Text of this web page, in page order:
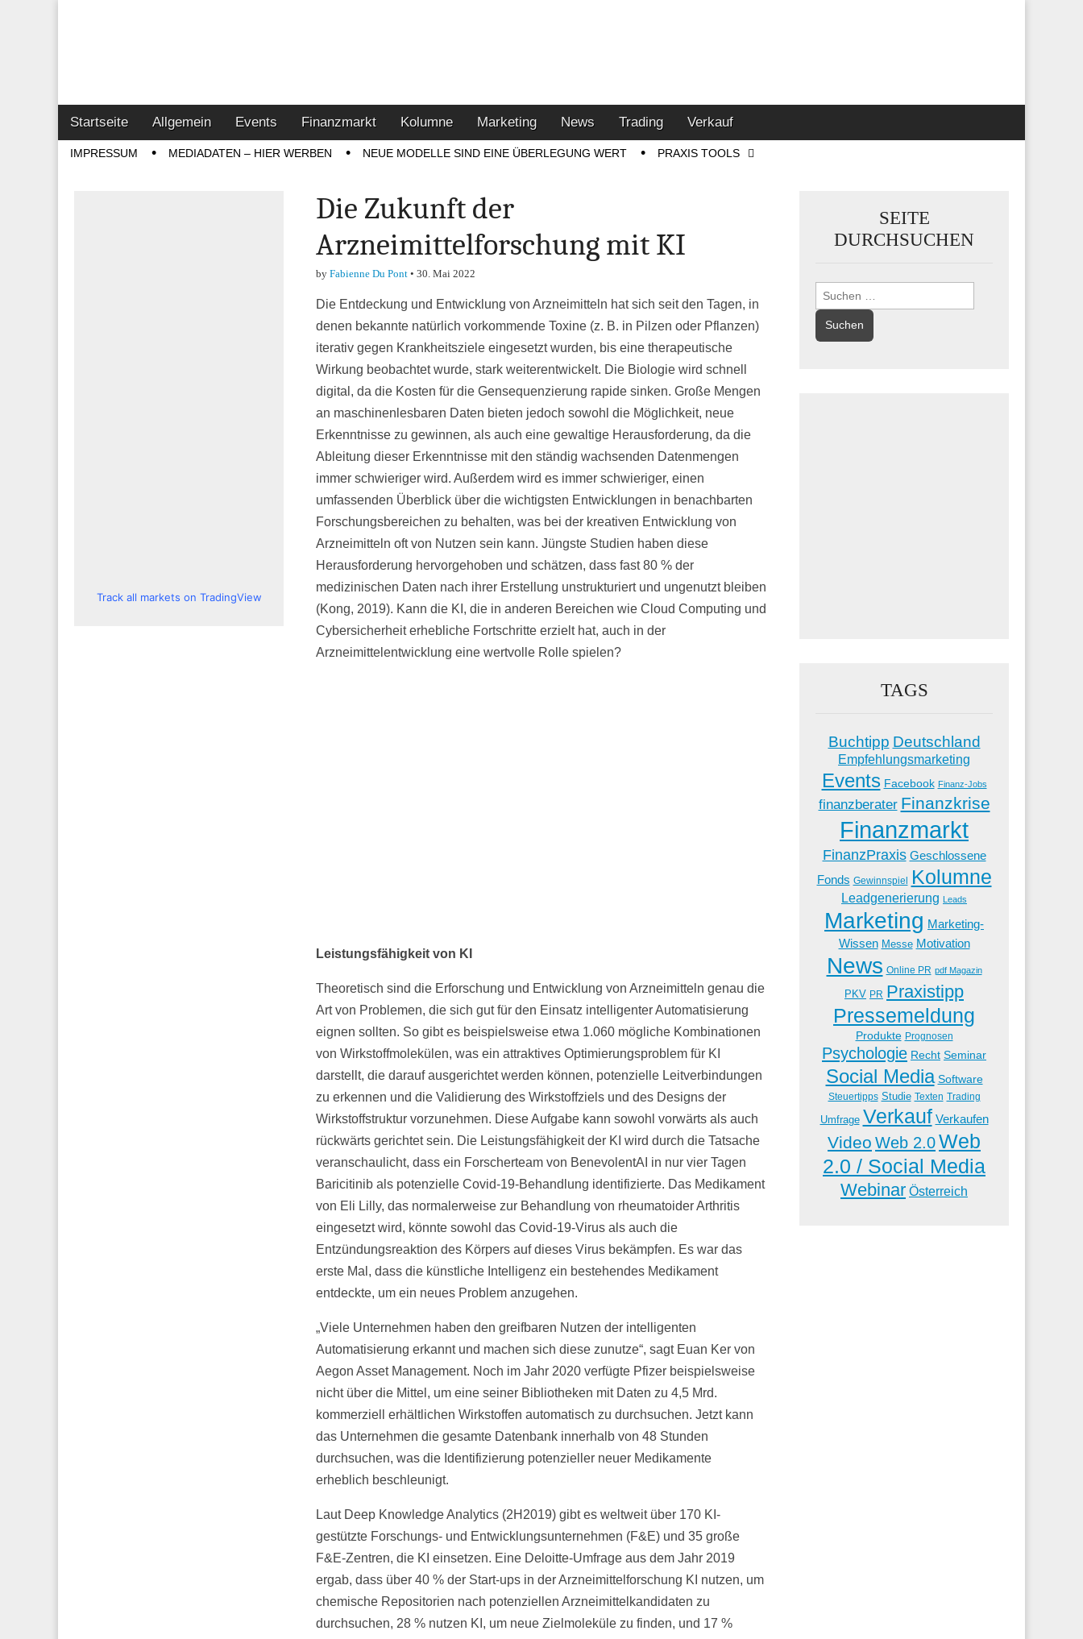
Main
menu
Skip
to
content
Startseite Allgemein Events Finanzmarkt Kolumne Marketing News Trading Verkauf
SubIMPRESSUM MEDIADATEN – HIER WERBEN NEUE MODELLE SIND EINE ÜBERLEGUNG WERT PRAXIS TOOLS
Die Zukunft der
Arzneimittelforschung mit KI
by Fabienne Du Pont • 30. Mai 2022
Die Entdeckung und Entwicklung von Arzneimitteln hat sich seit den Tagen, in
denen bekannte natürlich vorkommende Toxine (z. B. in Pilzen oder Pflanzen)
iterativ gegen Krankheitsziele eingesetzt wurden, bis eine therapeutische
Wirkung beobachtet wurde, stark weiterentwickelt. Die Biologie wird schnell
digital, da die Kosten für die Gensequenzierung rapide sinken. Große Mengen
an maschinenlesbaren Daten bieten jedoch sowohl die Möglichkeit, neue
Erkenntnisse zu gewinnen, als auch eine gewaltige Herausforderung, da die
Ableitung dieser Erkenntnisse mit den ständig wachsenden Datenmengen
immer schwieriger wird. Außerdem wird es immer schwieriger, einen
umfassenden Überblick über die wichtigsten Entwicklungen in benachbarten
Forschungsbereichen zu behalten, was bei der kreativen Entwicklung von
Arzneimitteln oft von Nutzen sein kann. Jüngste Studien haben diese
Herausforderung hervorgehoben und schätzen, dass fast 80 % der
medizinischen Daten nach ihrer Erstellung unstrukturiert und ungenutzt bleiben
(Kong, 2019). Kann die KI, die in anderen Bereichen wie Cloud Computing und
Cybersicherheit erhebliche Fortschritte erzielt hat, auch in der
Arzneimittelentwicklung eine wertvolle Rolle spielen?
Leistungsfähigkeit von KI
Theoretisch sind die Erforschung und Entwicklung von Arzneimitteln genau die
Art von Problemen, die sich gut für den Einsatz intelligenter Automatisierung
eignen sollten. So gibt es beispielsweise etwa 1.060 mögliche Kombinationen
von Wirkstoffmolekülen, was ein attraktives Optimierungsproblem für KI
darstellt, die darauf ausgerichtet werden können, potenzielle Leitverbindungen
zu erkennen und die Validierung des Wirkstoffziels und des Designs der
Wirkstoffstruktur vorzunehmen. Diese Aufgabe kann sowohl vorwärts als auch
rückwärts gerichtet sein. Die Leistungsfähigkeit der KI wird durch die Tatsache
veranschaulicht, dass ein Forscherteam von BenevolentAI in nur vier Tagen
Baricitinib als potenzielle Covid-19-Behandlung identifizierte. Das Medikament
von Eli Lilly, das normalerweise zur Behandlung von rheumatoider Arthritis
eingesetzt wird, könnte sowohl das Covid-19-Virus als auch die
Entzündungsreaktion des Körpers auf dieses Virus bekämpfen. Es war das
erste Mal, dass die künstliche Intelligenz ein bestehendes Medikament
entdeckte, um ein neues Problem anzugehen.
„Viele Unternehmen haben den greifbaren Nutzen der intelligenten
Automatisierung erkannt und machen sich diese zunutze“, sagt Euan Ker von
Aegon Asset Management. Noch im Jahr 2020 verfügte Pfizer beispielsweise
nicht über die Mittel, um eine seiner Bibliotheken mit Daten zu 4,5 Mrd.
kommerziell erhältlichen Wirkstoffen automatisch zu durchsuchen. Jetzt kann
das Unternehmen die gesamte Datenbank innerhalb von 48 Stunden
durchsuchen, was die Identifizierung potenzieller neuer Medikamente
erheblich beschleunigt.
Laut Deep Knowledge Analytics (2H2019) gibt es weltweit über 170 KI-
gestützte Forschungs- und Entwicklungsunternehmen (F&E) und 35 große
F&E-Zentren, die KI einsetzen. Eine Deloitte-Umfrage aus dem Jahr 2019
ergab, dass über 40 % der Start-ups in der Arzneimittelforschung KI nutzen, um
chemische Repositorien nach potenziellen Arzneimittelkandidaten zu
durchsuchen, 28 % nutzen KI, um neue Zielmoleküle zu finden, und 17 %
Track all markets on TradingView
SEITE
DURCHSUCHEN
Suchen
nach:
TAGS
Buchtipp Deutschland
Empfehlungsmarketing
Events Facebook Finanz-Jobs
finanzberater Finanzkrise
Finanzmarkt
FinanzPraxis Geschlossene
Fonds Gewinnspiel Kolumne
Leadgenerierung Leads
Marketing Marketing-
Wissen Messe Motivation
News Online PR pdf Magazin
PKV PR Praxistipp
Pressemeldung
Produkte Prognosen
Psychologie Recht Seminar
Social Media Software
Steuertipps Studie Texten Trading
Umfrage Verkauf Verkaufen
Video Web 2.0Web
2.0 / Social Media
Webinar Österreich